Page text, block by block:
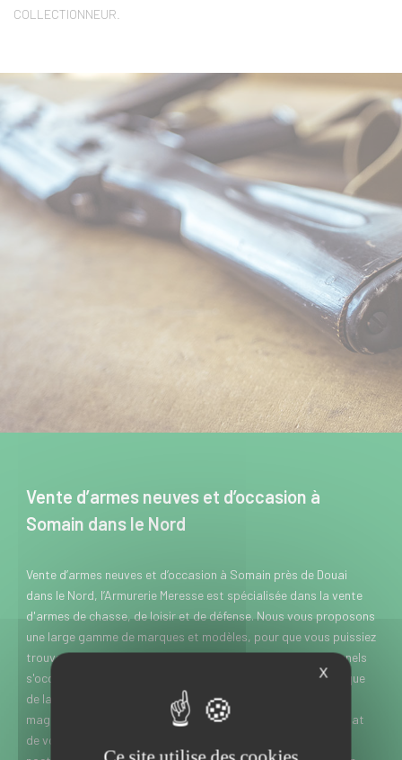
COLLECTIONNEUR.
Vente d’armes neuves et d’occasion à
Somain dans le Nord
Vente d’armes neuves et d’occasion à Somain près de Douai
dans le Nord, l’Armurerie Meresse est spécialisée dans la vente
d'armes de chasse, de loisir et de défense. Nous vous proposons
une large gamme de marques et modèles, pour que vous puissiez
trouver rapidement chaussure à votre pied. Nos professionnels
s'occupent également de la réparation, de l'entretien, ainsi que
de la customisation de vos armes. Rendez-vous dans notre
magasin pour vous approvisionner en munition, et pour l'achat
de vos équipements optiques de chasse (jumelles vision
X